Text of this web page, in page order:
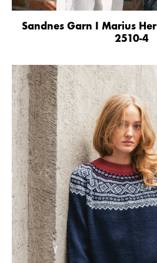
Sandnes Garn I Marius
2510-4